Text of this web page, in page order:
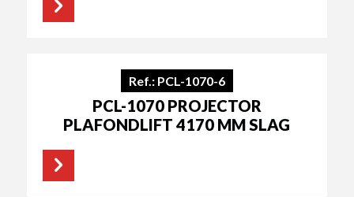
Ref.: PCL-1070-6
PCL-1070 PROJECTOR
PLAFONDLIFT 4170 MM SLAG